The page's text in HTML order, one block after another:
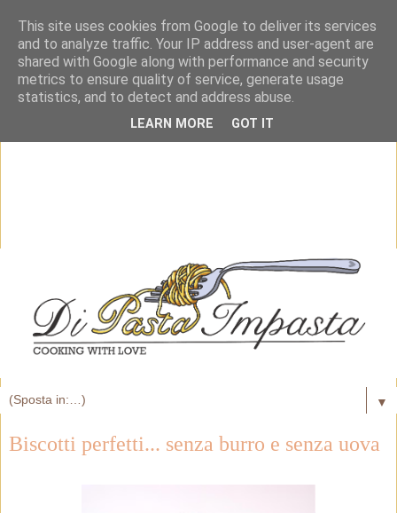
▼
Biscotti perfetti... senza burro e senza uova
This site uses cookies from Google to deliver its services
and to analyze traffic. Your IP address and user-agent are
shared with Google along with performance and security
metrics to ensure quality of service, generate usage
statistics, and to detect and address abuse.
LEARN MORE GOT IT